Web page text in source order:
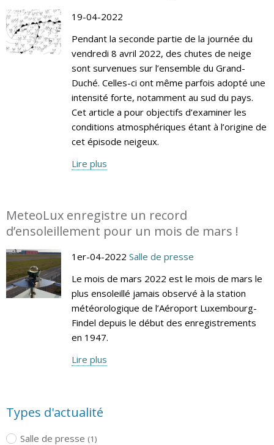
19-04-2022
Pendant la seconde partie de la journée du
vendredi 8 avril 2022, des chutes de neige
sont survenues sur l’ensemble du Grand-
Duché. Celles-ci ont même parfois adopté une
intensité forte, notamment au sud du pays.
Cet article a pour objectifs d’examiner les
conditions atmosphériques étant à l’origine de
cet épisode neigeux.
Lire plus
MeteoLux enregistre un record
d’ensoleillement pour un mois de mars !
1er-04-2022 Salle de presse
Le mois de mars 2022 est le mois de mars le
plus ensoleillé jamais observé à la station
météorologique de l’Aéroport Luxembourg-
Findel depuis le début des enregistrements
en 1947.
Lire plus
Types d'actualité
Salle de presse (1)